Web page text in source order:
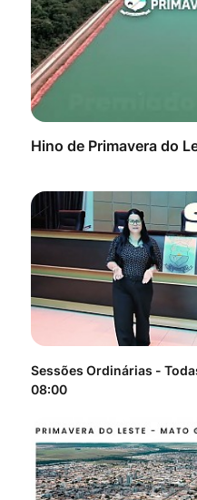
Hino de Primavera do
Sessões Ordinárias -
08:00